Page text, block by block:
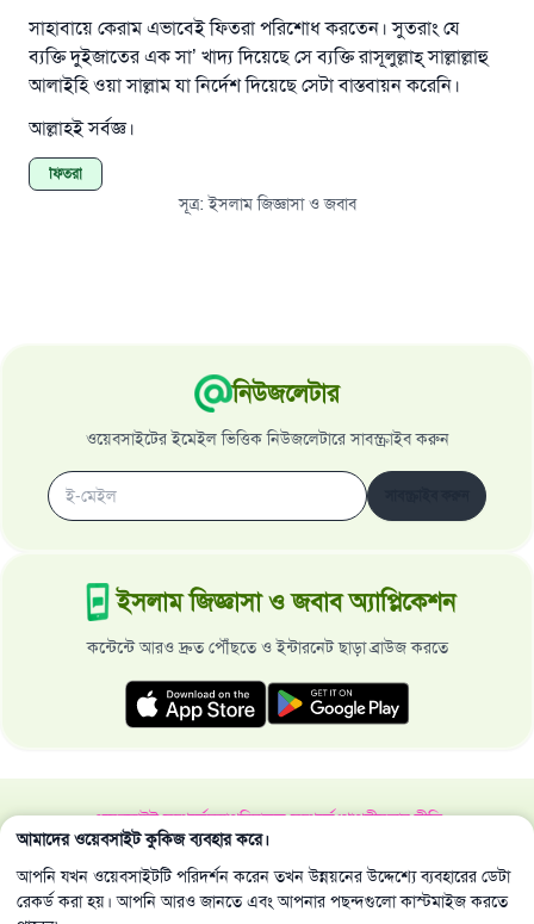
সাহাবায়ে কেরাম এভাবেই ফিতরা পরিশোধ করতেন। সুতরাং যে
ব্যক্তি দুইজাতের এক সা’ খাদ্য দিয়েছে সে ব্যক্তি রাসূলুল্লাহ্‌ সাল্লাল্লাহু
আলাইহি ওয়া সাল্লাম যা নির্দেশ দিয়েছে সেটা বাস্তবায়ন করেনি।
আল্লাহই সর্বজ্ঞ।
ফিতরা
সূত্র:ইসলাম জিজ্ঞাসা ও জবাব
নিউজলেটার
ওয়েবসাইটের ইমেইল ভিত্তিক নিউজলেটারে সাবস্ক্রাইব করুন
ইসলাম জিজ্ঞাসা ও জবাব অ্যাপ্লিকেশন
কন্টেন্টে আরও দ্রুত পৌঁছতে ও ইন্টারনেট ছাড়া ব্রাউজ করতে
ওয়েবসাইট সম্পর্কেমহাপরিচালক সম্পর্কেগোপনীয়তার নীতি
সর্বস্বত্ব ইসলাম জিজ্ঞাসা ও জবাব ওয়েবসাইট কর্তৃক সংরক্ষিত 1997-2025 ©
আমাদের ওয়েবসাইট কুকিজ ব্যবহার করে।
আপনি যখন ওয়েবসাইটটি পরিদর্শন করেন তখন উন্নয়নের উদ্দেশ্যে ব্যবহারের ডেটা
রেকর্ড করা হয়। আপনি আরও জানতে এবং আপনার পছন্দগুলো কাস্টমাইজ করতে